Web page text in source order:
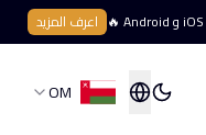
اعرف المزيد
OM